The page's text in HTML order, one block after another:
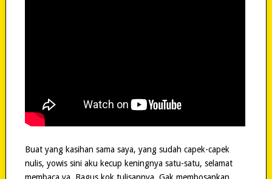
Buat yang kasihan sama saya, yang sudah capek-capek
nulis, yowis sini aku kecup keningnya satu-satu, selamat